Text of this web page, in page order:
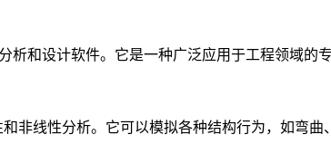
分析和设计软件。它是一种广泛应用于工程领域
非线性分析。它可以模拟各种结构行为，如弯